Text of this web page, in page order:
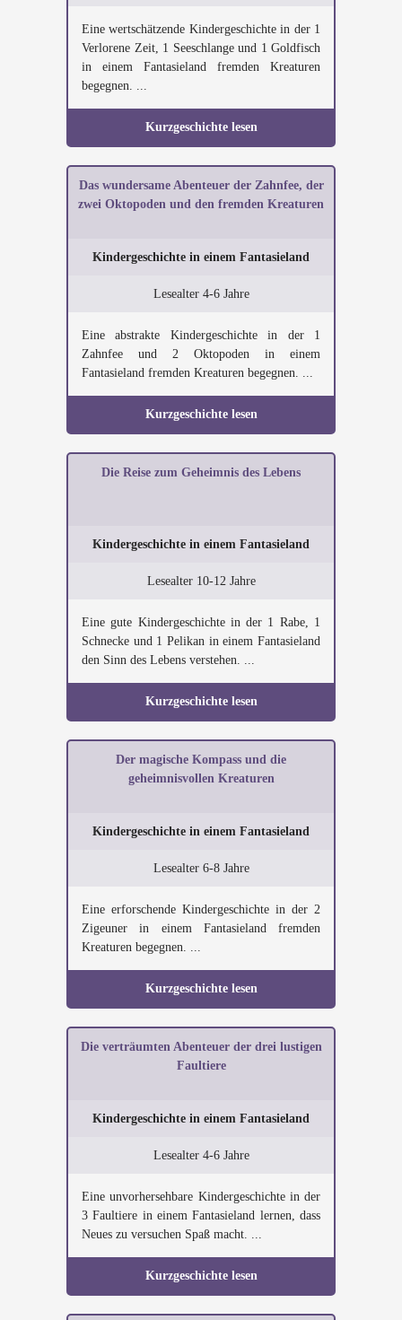
Eine wertschätzende Kindergeschichte in der 1
Verlorene Zeit, 1 Seeschlange und 1 Goldfisch
in einem Fantasieland fremden Kreaturen
begegnen. ...
Kurzgeschichte lesen
Das wundersame Abenteuer der Zahnfee, der
zwei Oktopoden und den fremden Kreaturen
Kindergeschichte in einem Fantasieland
Lesealter 4-6 Jahre
Eine abstrakte Kindergeschichte in der 1
Zahnfee und 2 Oktopoden in einem
Fantasieland fremden Kreaturen begegnen. ...
Kurzgeschichte lesen
Die Reise zum Geheimnis des Lebens
Kindergeschichte in einem Fantasieland
Lesealter 10-12 Jahre
Eine gute Kindergeschichte in der 1 Rabe, 1
Schnecke und 1 Pelikan in einem Fantasieland
den Sinn des Lebens verstehen. ...
Kurzgeschichte lesen
Der magische Kompass und die
geheimnisvollen Kreaturen
Kindergeschichte in einem Fantasieland
Lesealter 6-8 Jahre
Eine erforschende Kindergeschichte in der 2
Zigeuner in einem Fantasieland fremden
Kreaturen begegnen. ...
Kurzgeschichte lesen
Die verträumten Abenteuer der drei lustigen
Faultiere
Kindergeschichte in einem Fantasieland
Lesealter 4-6 Jahre
Eine unvorhersehbare Kindergeschichte in der
3 Faultiere in einem Fantasieland lernen, dass
Neues zu versuchen Spaß macht. ...
Kurzgeschichte lesen